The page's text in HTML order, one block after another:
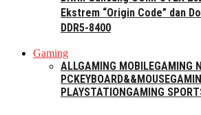
Ekstrem “Origin Code” dan
DDR5-8400
Gaming
ALLGAMING MOBILEGAMING
PC KEYBOARD&&MOUSE
PLAYSTATION GAMING